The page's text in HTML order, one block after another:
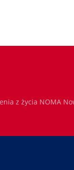
z życia NOMA